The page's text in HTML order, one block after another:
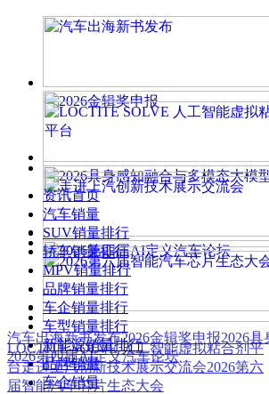
汽车出海新书发布2026金辑奖申报2026
2026第四届AI定义汽车论坛
LOCTITE SOLVE 人工智能虚拟粘合剂平
台走进上汽创新技术展示交流会2026第六
届智能汽车芯片生态大会
资讯首页
汽车销量
SUV销量排行
轿车销量排行
MPV销量排行
品牌销量排行
车企销量排行
车型销量排行
新能源销量排行
品牌销量
车企销量